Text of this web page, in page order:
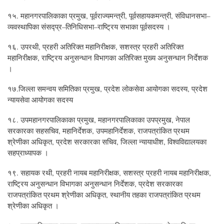
१५. महानगरपालिकाका प्रमुख, पूर्वराज्यमन्त्री, पूर्वसहायकमन्त्री, संविधानसभा–
व्यवस्थापिका संसद्प्र–तिनिधिसभा–राष्ट्रिय सभाका पूर्वसदस्य ।
१६. उपरथी, प्रहरी अतिरिक्त महानिरीक्षक, सशस्त्र प्रहरी अतिरिक्त
महानिरीक्षक, राष्ट्रिय अनुसन्धान विभागका अतिरिक्त मुख्य अनुसन्धान निर्देशक
।
१७.जिल्ला समन्वय समितिका प्रमुख, प्रदेश लोकसेवा आयोगका सदस्य, प्रदेश
न्यायसेवा आयोगका सदस्य
१८. उपमहानगरपालिकाका प्रमुख, महानगरपालिकाका उपप्रमुख, नेपाल
सरकारका सहसचिव, महानिर्देशक, उपमहानिर्देशक, राजपत्रांकित प्रथम
श्रेणीका अधिकृत, प्रदेश सरकारका सचिव, जिल्ला न्यायाधीश, विश्वविद्यालयका
सहप्राध्यापक ।
१९. सहायक रथी, प्रहरी नायब महानिरीक्षक, सशस्त्र प्रहरी नायब महानिरीक्षक,
राष्ट्रिय अनुसन्धान विभागका अनुसन्धान निर्देशक, प्रदेश सरकारका
राजपत्रांकित प्रथम श्रेणीका अधिकृत, स्थानीय तहका राजपत्रांकित प्रथम
श्रेणीका अधिकृत ।